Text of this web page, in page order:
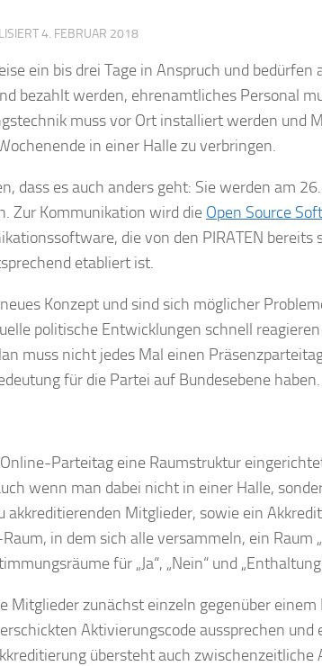
4. FEBRUAR 2018
ein bis drei Tage in Anspruch und bedürfen
bezahlt werden, ehrenamtliches Personal
muss vor Ort installiert werden und
in einer Halle zu verbringen.
dass es auch anders geht: Sie werden am
Zur Kommunikation wird die Open Source
die von den PIRATEN bereits
etabliert ist.
Konzept und sind sich möglicher
politische Entwicklungen schnell
muss nicht jedes Mal einen
für die Partei auf Bundesebene haben.
Parteitag eine Raumstruktur
wenn man dabei nicht in einer Halle,
Mitglieder, sowie ein
in dem sich alle versammeln, ein Raum
für „Ja“, „Nein“ und
zunächst einzeln gegenüber
Aktivierungscode aussprechen
übersteht auch zwischenzeitliche